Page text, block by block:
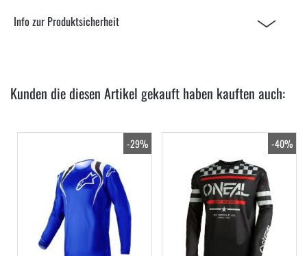
Info zur Produktsicherheit
Kunden die diesen Artikel gekauft haben kauften auch:
-29% -40%